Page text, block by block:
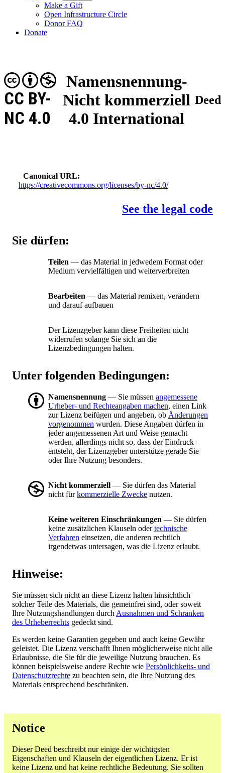
Make a Gift
Open Infrastructure Circle
Donor FAQ
Donate
Namensnennung-
Nicht kommerziell
4.0 International
CC BY-
NC 4.0
Deed
Canonical URL
https://creativecommons.org/licenses/by-nc/4.0/
See the legal code
Sie dürfen:
Teilen — das Material in jedwedem Format oder
Medium vervielfältigen und weiterverbreiten
Bearbeiten — das Material remixen, verändern
und darauf aufbauen
Der Lizenzgeber kann diese Freiheiten nicht
widerrufen solange Sie sich an die
Lizenzbedingungen halten.
Unter folgenden Bedingungen:
Namensnennung — Sie müssen angemessene
Urheber- und Rechteangaben machen, einen Link
zur Lizenz beifügen und angeben, ob Änderungen
vorgenommen wurden. Diese Angaben dürfen in
jeder angemessenen Art und Weise gemacht
werden, allerdings nicht so, dass der Eindruck
entsteht, der Lizenzgeber unterstütze gerade Sie
oder Ihre Nutzung besonders.
Nicht kommerziell — Sie dürfen das Material
nicht fürkommerzielle Zwecke nutzen.
Keine weiteren Einschränkungen — Sie dürfen
keine zusätzlichen Klauseln odertechnische
Verfahren einsetzen, die anderen rechtlich
irgendetwas untersagen, was die Lizenz erlaubt.
Hinweise:
Sie müssen sich nicht an diese Lizenz halten hinsichtlich
solcher Teile des Materials, die gemeinfrei sind, oder soweit
Ihre Nutzungshandlungen durch Ausnahmen und Schranken
des Urheberrechts gedeckt sind.
Es werden keine Garantien gegeben und auch keine Gewähr
geleistet. Die Lizenz verschafft Ihnen möglicherweise nicht alle
Erlaubnisse, die Sie für die jeweilige Nutzung brauchen. Es
können beispielsweise andere Rechte wie Persönlichkeits- und
Datenschutzrechte zu beachten sein, die Ihre Nutzung des
Materials entsprechend beschränken.
Notice
Dieser Deed beschreibt nur einige der wichtigsten
Eigenschaften und Klauseln der eigentlichen Lizenz. Er ist
keine Lizenz und hat keine rechtliche Bedeutung. Sie sollten